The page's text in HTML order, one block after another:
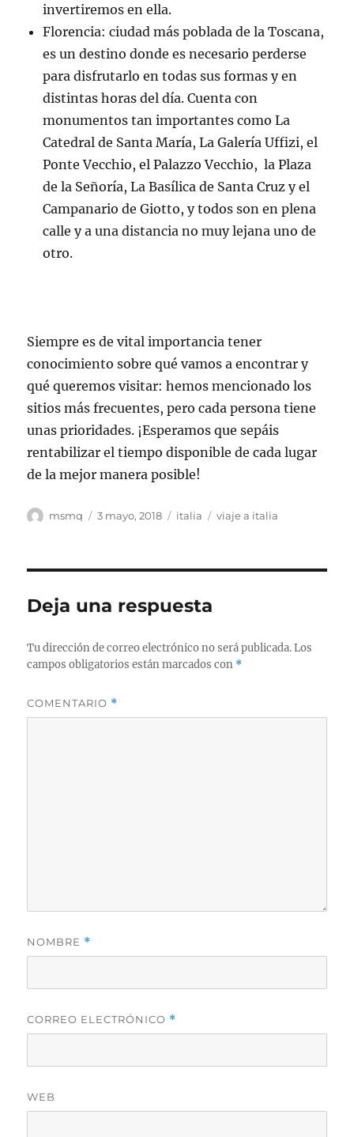
invertiremos en ella.
Florencia: ciudad más poblada de la Toscana,
es un destino donde es necesario perderse
para disfrutarlo en todas sus formas y en
distintas horas del día. Cuenta con
monumentos tan importantes como La
Catedral de Santa María, La Galería Uffizi, el
Ponte Vecchio, el Palazzo Vecchio, la Plaza
de la Señoría, La Basílica de Santa Cruz y el
Campanario de Giotto, y todos son en plena
calle y a una distancia no muy lejana uno de
otro.
Siempre es de vital importancia tener
conocimiento sobre qué vamos a encontrar y
qué queremos visitar: hemos mencionado los
sitios más frecuentes, pero cada persona tiene
unas prioridades. ¡Esperamos que sepáis
rentabilizar el tiempo disponible de cada lugar
de la mejor manera posible!
Autor
msmq
Publicado
3 mayo, 2018 Categorías
italia Etiquetas
viaje a italia
Deja una respuesta
Tu dirección de correo electrónico no será publicada. Los
campos obligatorios están marcados con *
COMENTARIO *
NOMBRE *
CORREO ELECTRÓNICO *
WEB